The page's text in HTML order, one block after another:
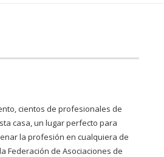
cientos de profesionales de
casa, un lugar perfecto para
la profesión en cualquiera de
Federación de Asociaciones de